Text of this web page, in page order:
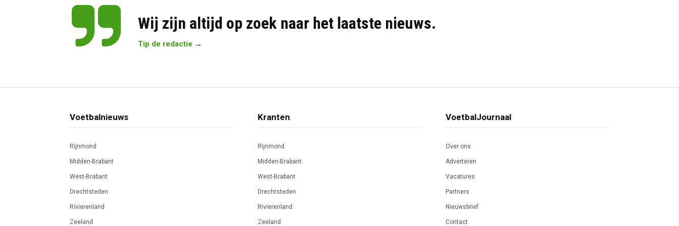
Wij zijn altijd op zoek naar het laatste nieuws.
Tip de redactie →
Voetbalnieuws
Rijnmond
Midden-Brabant
West-Brabant
Drechtsteden
Rivierenland
Zeeland
Kranten
Rijnmond
Midden-Brabant
West-Brabant
Drechtsteden
Rivierenland
Zeeland
VoetbalJournaal
Over ons
Adverteren
Vacatures
Partners
Nieuwsbrief
Contact